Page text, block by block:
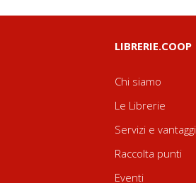
LIBRERIE.COOP
Chi siamo
Le Librerie
Servizi e vantaggi
Raccolta punti
Eventi